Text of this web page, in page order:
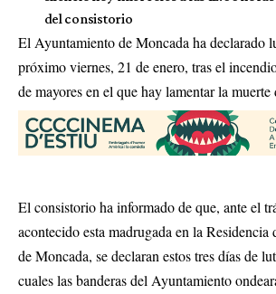
del consistorio
El Ayuntamiento de Moncada ha declarado
próximo viernes, 21 de enero, tras el
de mayores en el que hay lamentar la muerte
El consistorio ha informado de que, ante el
acontecido esta madrugada en la Residencia
de Moncada, se declaran estos tres días de
cuales las banderas del Ayuntamiento